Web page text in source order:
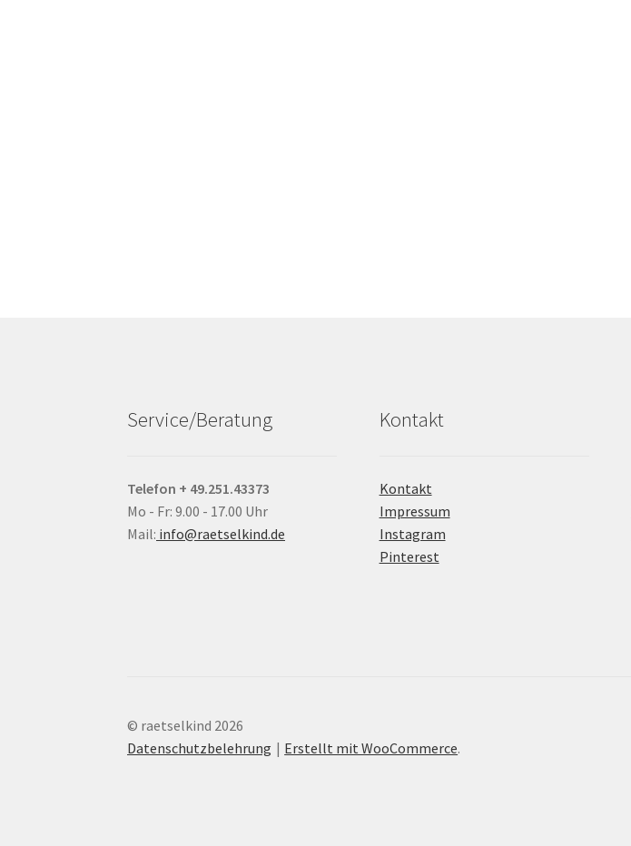
Service/Beratung
Telefon + 49.251.43373
Mo - Fr: 9.00 - 17.00 Uhr
Mail: info@raetselkind.de
Kontakt
Kontakt
Impressum
Instagram
Pinterest
© raetselkind 2026
Datenschutzbelehrung
Erstellt mit WooCommerce.